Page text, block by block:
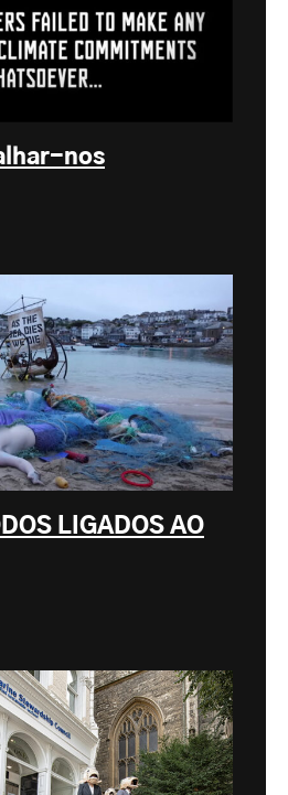
nos
LIGADOS AO